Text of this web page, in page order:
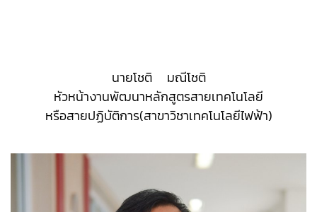
นายโชติ มณีโชติ
หัวหน้างานพัฒนาหลักสูตรสายเทคโนโลยี
หรือสายปฏิบัติการ(สาขาวิชาเทคโนโลยีไฟฟ้า)